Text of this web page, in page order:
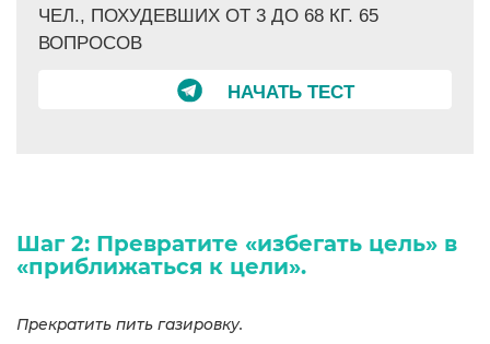
ЧЕЛ., ПОХУДЕВШИХ ОТ 3 ДО 68 КГ. 65
ВОПРОСОВ
НАЧАТЬ ТЕСТ
Шаг 2: Превратите «избегать цель» в
«приближаться к цели».
Прекратить пить газировку.